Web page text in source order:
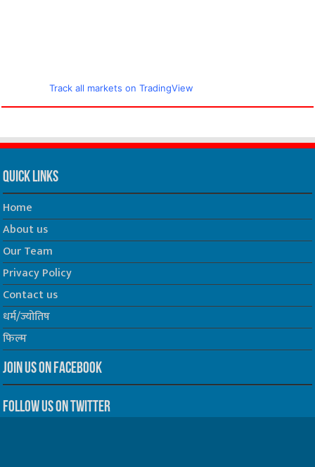
Track all markets on TradingView
Quick Links
Home
About us
Our Team
Privacy Policy
Contact us
धर्म/ज्योतिष
फिल्म
Join us on Facebook
Follow us on Twitter